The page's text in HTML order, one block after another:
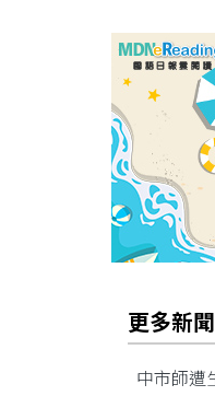
更多新聞
中市師